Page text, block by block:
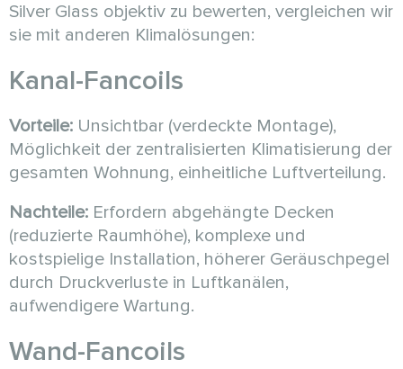
Silver Glass objektiv zu bewerten, vergleichen wir
sie mit anderen Klimalösungen:
Kanal-Fancoils
Vorteile: Unsichtbar (verdeckte Montage),
Möglichkeit der zentralisierten Klimatisierung der
gesamten Wohnung, einheitliche Luftverteilung.
Nachteile: Erfordern abgehängte Decken
(reduzierte Raumhöhe), komplexe und
kostspielige Installation, höherer Geräuschpegel
durch Druckverluste in Luftkanälen,
aufwendigere Wartung.
Wand-Fancoils